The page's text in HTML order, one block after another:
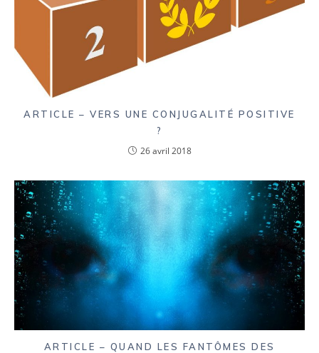
ARTICLE – VERS UNE CONJUGALITÉ POSITIVE
?
26 avril 2018
ARTICLE – QUAND LES FANTÔMES DES